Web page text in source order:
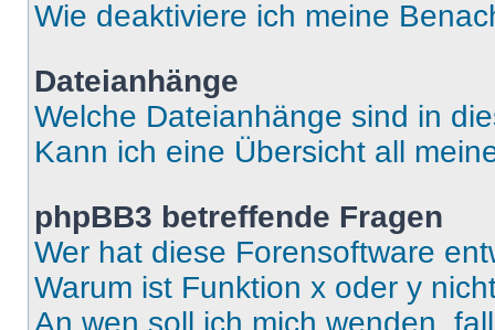
Wie deaktiviere ich meine
Dateianhänge
Welche Dateianhänge sind in
Kann ich eine Übersicht all
phpBB3 betreffende Fragen
Wer hat diese Forensoftware
Warum ist Funktion x oder y
An wen soll ich mich wenden,